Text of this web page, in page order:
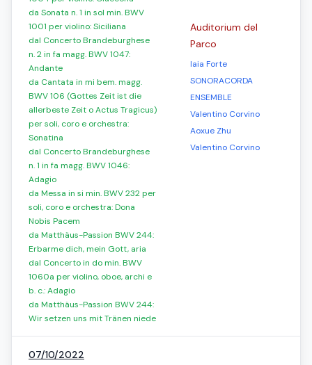
da Sonata n. 1 in sol min. BWV
1001 per violino: Siciliana
dal Concerto Brandeburghese
n. 2 in fa magg. BWV 1047:
Andante
da Cantata in mi bem. magg.
BWV 106 (Gottes Zeit ist die
allerbeste Zeit o Actus Tragicus)
per soli, coro e orchestra:
Sonatina
dal Concerto Brandeburghese
n. 1 in fa magg. BWV 1046:
Adagio
da Messa in si min. BWV 232 per
soli, coro e orchestra: Dona
Nobis Pacem
da Matthäus-Passion BWV 244:
Erbarme dich, mein Gott, aria
dal Concerto in do min. BWV
1060a per violino, oboe, archi e
b. c.: Adagio
da Matthäus-Passion BWV 244:
Wir setzen uns mit Tränen niede
Auditorium del
Parco
Iaia Forte
SONORACORDA
ENSEMBLE
Valentino Corvino
Aoxue Zhu
Valentino Corvino
07/10/2022